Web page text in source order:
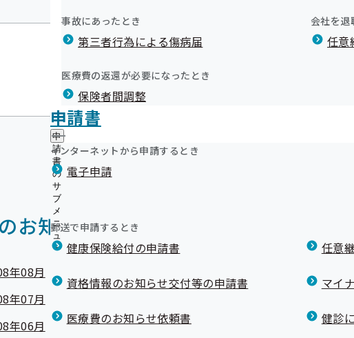
事故にあったとき
第三者行為による傷病届
会社を退
任意
医療費の返還が必要になったとき
保険者間調整
申請書
申
請
書
の
サ
ブ
メ
ニ
ュ
ー
インターネットから申請するとき
電子申請
郵送で申請するとき
健康保険給付の申請書 任意
資格情報のお知らせ交付等の申請書 マイ
医療費のお知らせ依頼書 健診
平成31年03月01日
一部負担金の免除措置について（平成31年3月1日
災害情報
お知らせ一覧
年08月
年07月
年06月